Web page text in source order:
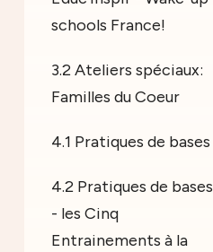
schools France!
3.2 Ateliers spéciaux:
Familles du Coeur
4.1 Pratiques de bases
4.2 Pratiques de bases
- les Cinq
Entrainements à la